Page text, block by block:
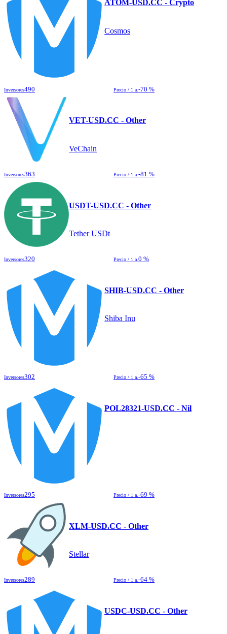
ATOM-USD.CC - Crypto
Cosmos
Inversores490 Precio / 1 a. -70 %
VET-USD.CC - Other
VeChain
Inversores363 Precio / 1 a. -81 %
USDT-USD.CC - Other
Tether USDt
Inversores320 Precio / 1 a. 0 %
SHIB-USD.CC - Other
Shiba Inu
Inversores302 Precio / 1 a. -65 %
POL28321-USD.CC - Nil
Inversores295 Precio / 1 a. -69 %
XLM-USD.CC - Other
Stellar
Inversores289 Precio / 1 a.-64 %
USDC-USD.CC - Other